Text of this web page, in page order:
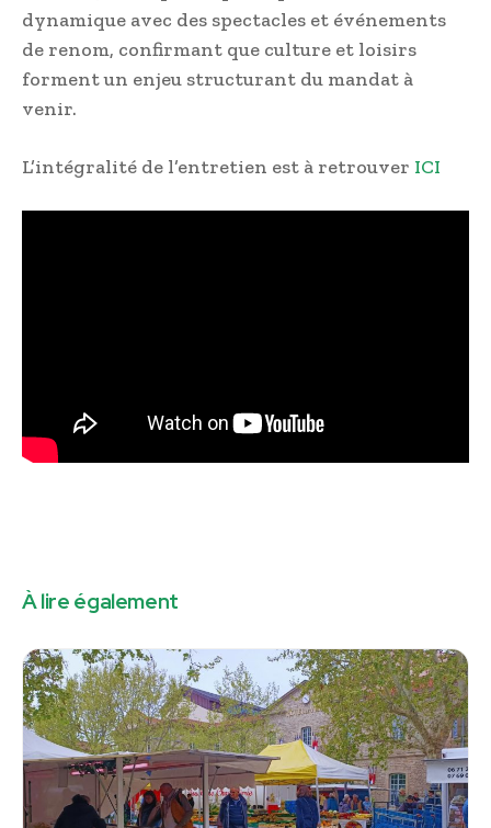
dynamique avec des spectacles et événements
de renom, confirmant que culture et loisirs
forment un enjeu structurant du mandat à
venir.
L’intégralité de l’entretien est à retrouver ICI
À lire également